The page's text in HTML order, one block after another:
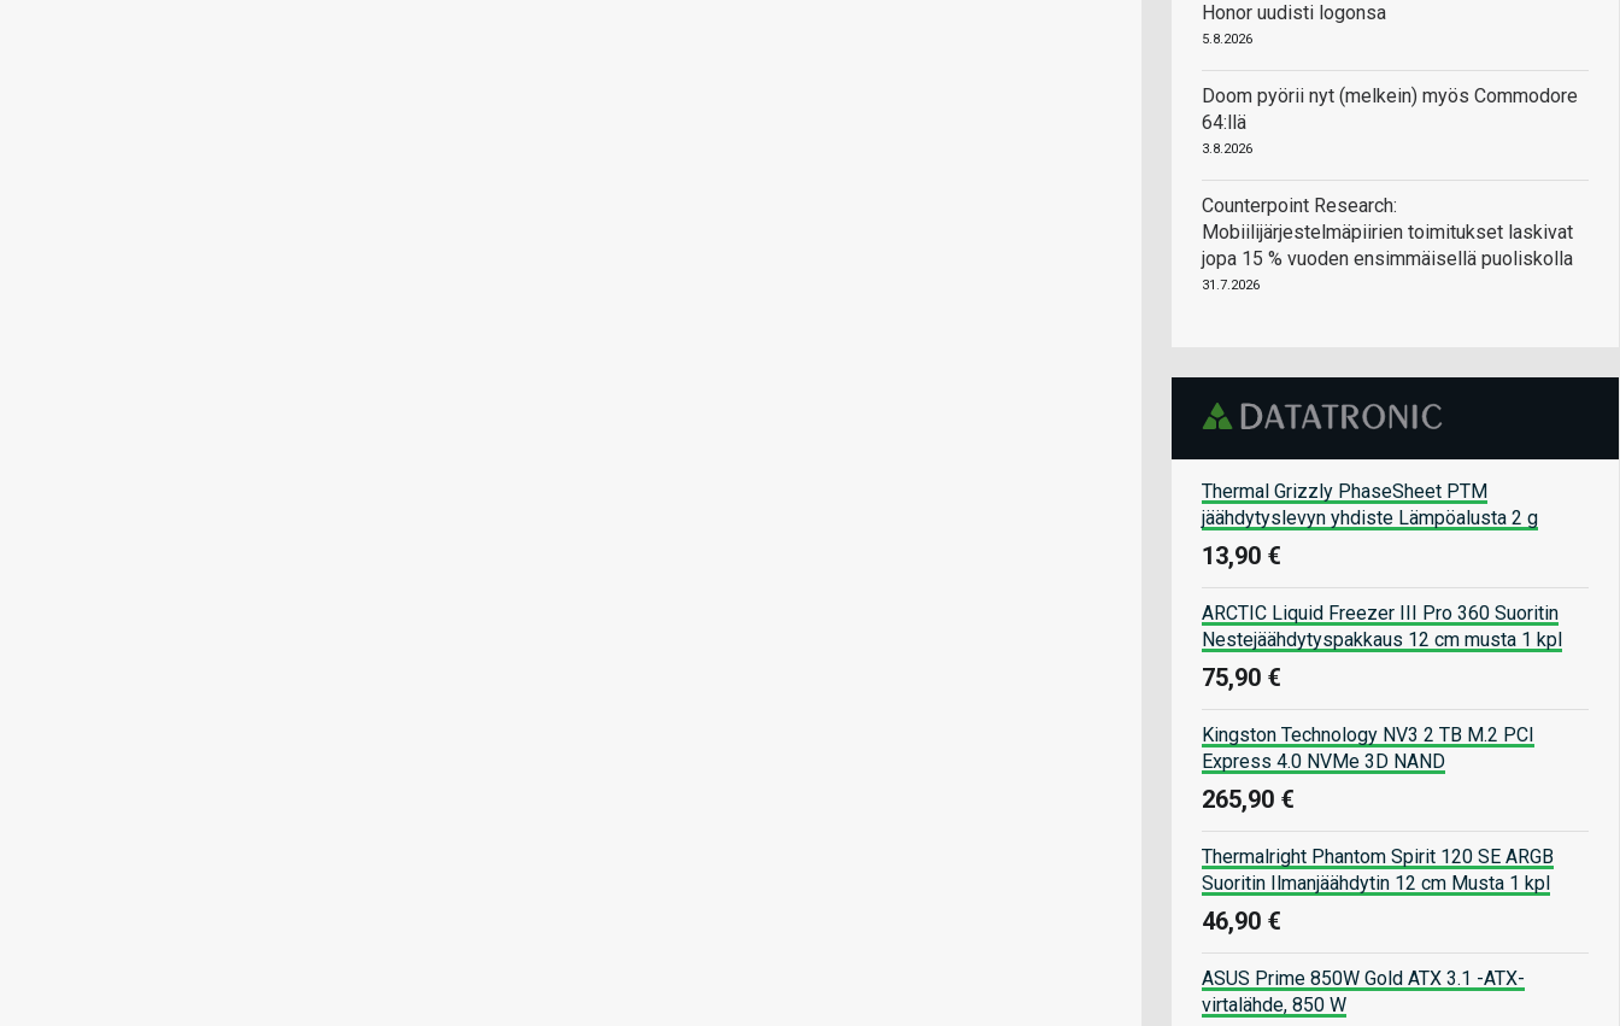
Honor uudisti logonsa
5.8.2026
Doom pyörii nyt (melkein) myös Commodore
64:llä
3.8.2026
Counterpoint Research:
Mobiilijärjestelmäpiirien toimitukset laskivat
jopa 15 % vuoden ensimmäisellä puoliskolla
31.7.2026
Thermal Grizzly PhaseSheet PTM
jäähdytyslevyn yhdiste Lämpöalusta 2 g
13,90 €
ARCTIC Liquid Freezer III Pro 360 Suoritin
Nestejäähdytyspakkaus 12 cm musta 1 kpl
75,90 €
Kingston Technology NV3 2 TB M.2 PCI
Express 4.0 NVMe 3D NAND
265,90 €
Thermalright Phantom Spirit 120 SE ARGB
Suoritin Ilmanjäähdytin 12 cm Musta 1 kpl
46,90 €
ASUS Prime 850W Gold ATX 3.1 -ATX-
virtalähde, 850 W